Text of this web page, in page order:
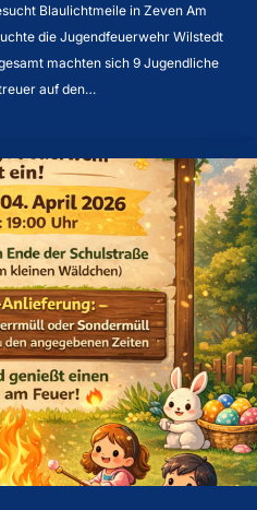
Blaulichtmeile in Zeven Am
die Jugendfeuerwehr Wilstedt
machten sich 9 Jugendliche
auf den…